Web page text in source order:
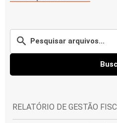
RELATÓRIO DE GESTÃO